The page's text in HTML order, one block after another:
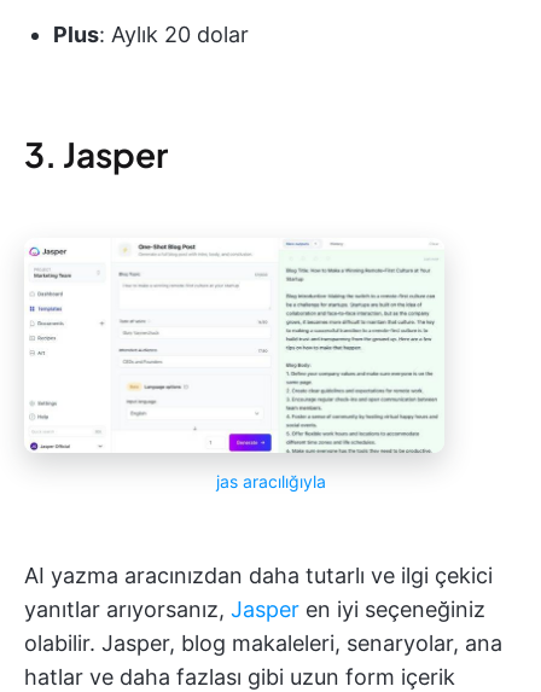
Plus: Aylık 20 dolar
3. Jasper
jas aracılığıyla
AI yazma aracınızdan daha tutarlı ve ilgi çekici
yanıtlar arıyorsanız, Jasper en iyi seçeneğiniz
olabilir. Jasper, blog makaleleri, senaryolar, ana
hatlar ve daha fazlası gibi uzun form içerik